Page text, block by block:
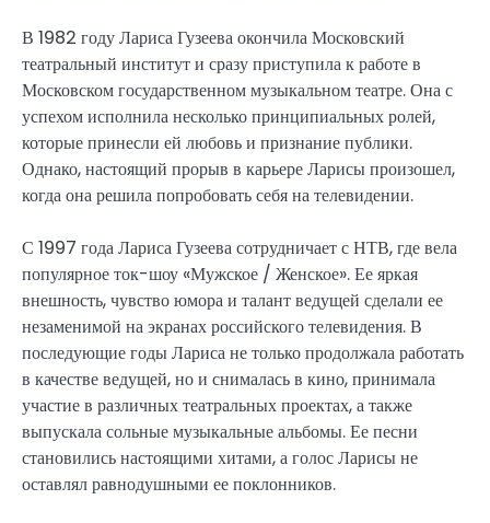
В 1982 году Лариса Гузеева окончила Московский
театральный институт и сразу приступила к работе в
Московском государственном музыкальном театре. Она с
успехом исполнила несколько принципиальных ролей,
которые принесли ей любовь и признание публики.
Однако, настоящий прорыв в карьере Ларисы произошел,
когда она решила попробовать себя на телевидении.
С 1997 года Лариса Гузеева сотрудничает с НТВ, где вела
популярное ток-шоу «Мужское / Женское». Ее яркая
внешность, чувство юмора и талант ведущей сделали ее
незаменимой на экранах российского телевидения. В
последующие годы Лариса не только продолжала работать
в качестве ведущей, но и снималась в кино, принимала
участие в различных театральных проектах, а также
выпускала сольные музыкальные альбомы. Ее песни
становились настоящими хитами, а голос Ларисы не
оставлял равнодушными ее поклонников.